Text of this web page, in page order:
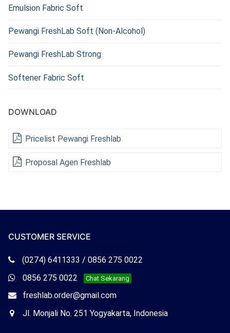
Emulsion Fabric Soft
Pewangi FreshLab Soft (Non-Alcohol)
Pewangi FreshLab Strong
Softener Fabric Soft
DOWNLOAD
Pricelist Pewangi Freshlab
Proposal Agen Freshlab
CUSTOMER SERVICE
Telepon
Freshlab
(0274) 6411333 / 0856 275 0022
Whatsapp
Freshlab
0856 275 0022 Chat Sekarang
Email
Freshlab
freshlab.order@gmail.com
OfficeJl. Monjali No. 251 Yogyakarta, Indonesia